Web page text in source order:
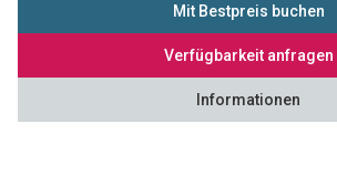
Mit Bestpreis buchen
Verfügbarkeit anfragen
Informationen